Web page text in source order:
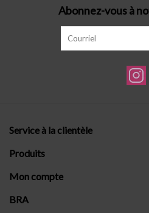
Abonnez-vous à
Service à la clientèle
Produits
Mon compte
BRA